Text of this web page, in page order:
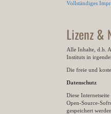
Vollständiges
Lizenz &
Alle Inhalte, d.h.
Instituts in
Die freie und
Datenschutz
Diese
Open-Source-
gespeichert